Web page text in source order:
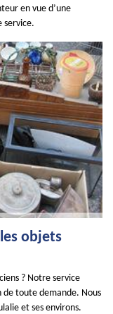
en vue d’une
service.
objets
? Notre service
de toute demande. Nous
et ses environs.